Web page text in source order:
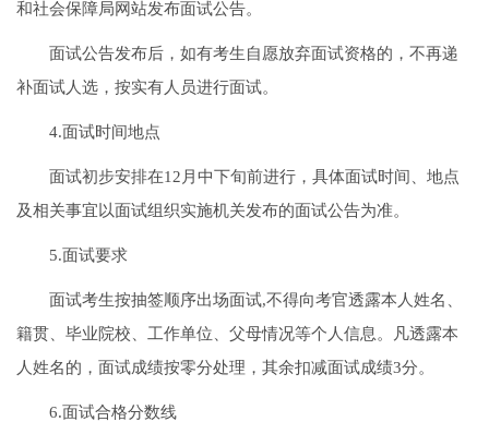
和社会保障局网站发布面试公告。
面试公告发布后，如有考生自愿放弃面试资格的，不再递
补面试人选，按实有人员进行面试。
4.面试时间地点
面试初步安排在12月中下旬前进行，具体面试时间、地点
及相关事宜以面试组织实施机关发布的面试公告为准。
5.面试要求
面试考生按抽签顺序出场面试,不得向考官透露本人姓名、
籍贯、毕业院校、工作单位、父母情况等个人信息。凡透露本
人姓名的，面试成绩按零分处理，其余扣减面试成绩3分。
6.面试合格分数线